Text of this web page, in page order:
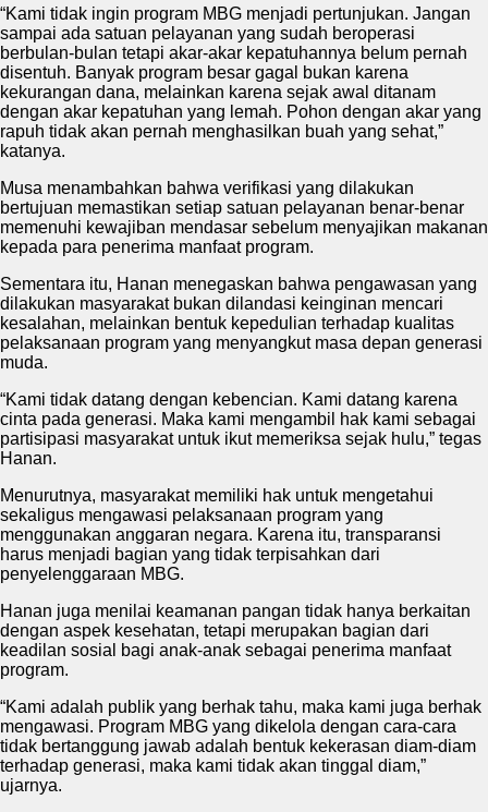
“Kami tidak ingin program MBG menjadi pertunjukan. Jangan
sampai ada satuan pelayanan yang sudah beroperasi
berbulan-bulan tetapi akar-akar kepatuhannya belum pernah
disentuh. Banyak program besar gagal bukan karena
kekurangan dana, melainkan karena sejak awal ditanam
dengan akar kepatuhan yang lemah. Pohon dengan akar yang
rapuh tidak akan pernah menghasilkan buah yang sehat,”
katanya.
Musa menambahkan bahwa verifikasi yang dilakukan
bertujuan memastikan setiap satuan pelayanan benar-benar
memenuhi kewajiban mendasar sebelum menyajikan makanan
kepada para penerima manfaat program.
Sementara itu, Hanan menegaskan bahwa pengawasan yang
dilakukan masyarakat bukan dilandasi keinginan mencari
kesalahan, melainkan bentuk kepedulian terhadap kualitas
pelaksanaan program yang menyangkut masa depan generasi
muda.
“Kami tidak datang dengan kebencian. Kami datang karena
cinta pada generasi. Maka kami mengambil hak kami sebagai
partisipasi masyarakat untuk ikut memeriksa sejak hulu,” tegas
Hanan.
Menurutnya, masyarakat memiliki hak untuk mengetahui
sekaligus mengawasi pelaksanaan program yang
menggunakan anggaran negara. Karena itu, transparansi
harus menjadi bagian yang tidak terpisahkan dari
penyelenggaraan MBG.
Hanan juga menilai keamanan pangan tidak hanya berkaitan
dengan aspek kesehatan, tetapi merupakan bagian dari
keadilan sosial bagi anak-anak sebagai penerima manfaat
program.
“Kami adalah publik yang berhak tahu, maka kami juga berhak
mengawasi. Program MBG yang dikelola dengan cara-cara
tidak bertanggung jawab adalah bentuk kekerasan diam-diam
terhadap generasi, maka kami tidak akan tinggal diam,”
ujarnya.